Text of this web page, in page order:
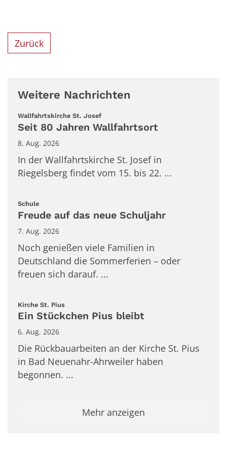
Zurück
Weitere Nachrichten
Wallfahrtskirche St. Josef:
Seit 80 Jahren Wallfahrtsort
8. Aug. 2026
In der Wallfahrtskirche St. Josef in
Riegelsberg findet vom 15. bis 22. ...
Schule:
Freude auf das neue Schuljahr
7. Aug. 2026
Noch genießen viele Familien in
Deutschland die Sommerferien – oder
freuen sich darauf. ...
Kirche St. Pius:
Ein Stückchen Pius bleibt
6. Aug. 2026
Die Rückbauarbeiten an der Kirche St. Pius
in Bad Neuenahr-Ahrweiler haben
begonnen. ...
Mehr anzeigen